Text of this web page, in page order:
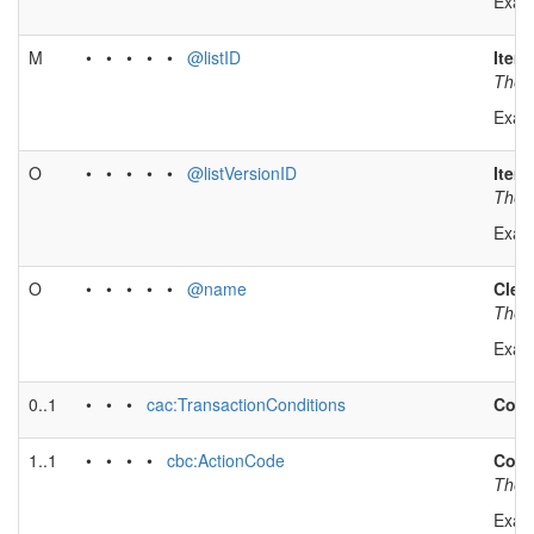
M • • • • • @listID
The
O • • • • • @listVersionID
The
O • • • • • @name
The
0..1 • • • cac:TransactionConditions
1..1 • • • • cbc:ActionCode
The